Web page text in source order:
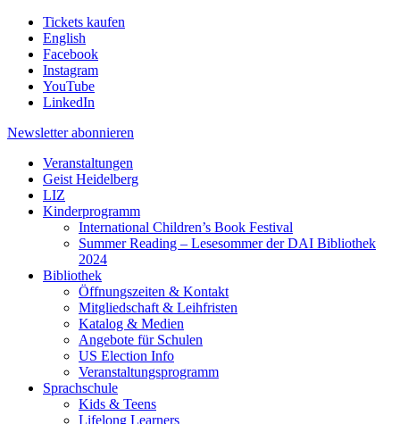
Tickets kaufen
English
Facebook
Instagram
YouTube
LinkedIn
Newsletter abonnieren
Veranstaltungen
Geist Heidelberg
LIZ
Kinderprogramm
International Children’s Book Festival
Summer Reading – Lesesommer der DAI Bibliothek
2024
Bibliothek
Öffnungszeiten & Kontakt
Mitgliedschaft & Leihfristen
Katalog & Medien
Angebote für Schulen
US Election Info
Veranstaltungsprogramm
Sprachschule
Kids & Teens
Lifelong Learners